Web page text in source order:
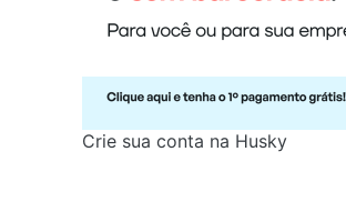
Crie sua conta na Husky